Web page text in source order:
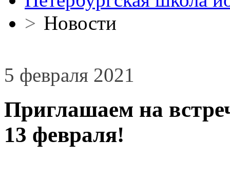
> Новости
5 февраля 2021
Приглашаем на
13 февраля!